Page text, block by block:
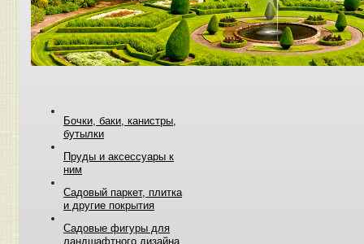
Бочки, баки, канистры,
бутылки
Пруды и аксессуары к
ним
Садовый паркет, плитка
и другие покрытия
Садовые фигуры для
ландшафтного дизайна